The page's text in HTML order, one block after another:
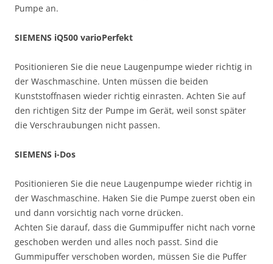
Pumpe an.
SIEMENS iQ500 varioPerfekt
Positionieren Sie die neue Laugenpumpe wieder richtig in
der Waschmaschine. Unten müssen die beiden
Kunststoffnasen wieder richtig einrasten. Achten Sie auf
den richtigen Sitz der Pumpe im Gerät, weil sonst später
die Verschraubungen nicht passen.
SIEMENS i-Dos
Positionieren Sie die neue Laugenpumpe wieder richtig in
der Waschmaschine. Haken Sie die Pumpe zuerst oben ein
und dann vorsichtig nach vorne drücken.
Achten Sie darauf, dass die Gummipuffer nicht nach vorne
geschoben werden und alles noch passt. Sind die
Gummipuffer verschoben worden, müssen Sie die Puffer